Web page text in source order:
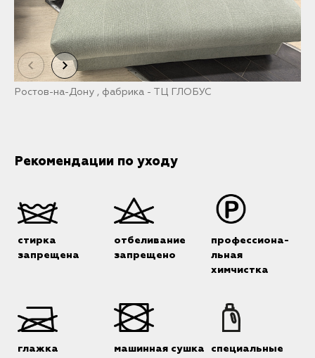
Ростов-на-Дону , фабрика - ТЦ ГЛОБУС
Рекомендации по уходу
стирка
запрещена
отбеливание
запрещено
профессиона-
льная
химчистка
глажка
машинная сушка
специальные